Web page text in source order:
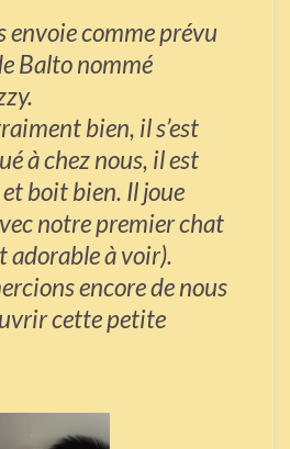
envoie comme prévu
Balto nommé
bien, il s’est
à chez nous, il est
boit bien. Il joue
notre premier chat
adorable à voir).
encore de nous
cette petite